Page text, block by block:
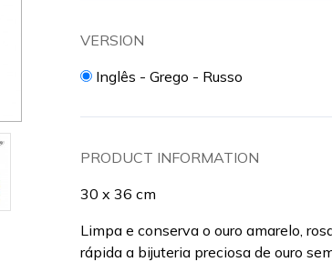
VERSION
Inglês - Grego - Russo
PRODUCT INFORMATION
30 x 36 cm
Limpa e conserva o ouro amarelo,
rápida a bijuteria preciosa de ouro